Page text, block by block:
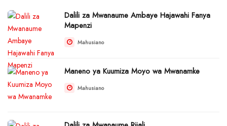
Dalili za Mwanaume Ambaye Hajawahi Fanya
Mapenzi
Mahusiano
Maneno ya Kuumiza Moyo wa Mwanamke
Mahusiano